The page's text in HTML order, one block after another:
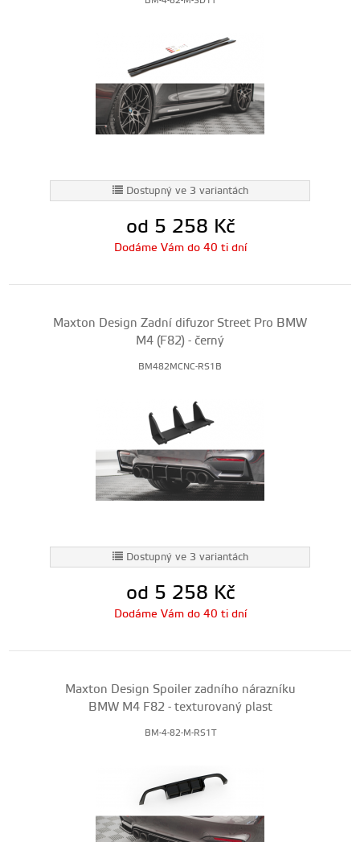
Dostupný ve 3 variantách
od 5 258 Kč
Dodáme Vám do 40 ti dní
Maxton Design Zadní difuzor Street Pro BMW
M4 (F82) - černý
BM482MCNC-RS1B
Dostupný ve 3 variantách
od 5 258 Kč
Dodáme Vám do 40 ti dní
Maxton Design Spoiler zadního nárazníku
BMW M4 F82 - texturovaný plast
BM-4-82-M-RS1T